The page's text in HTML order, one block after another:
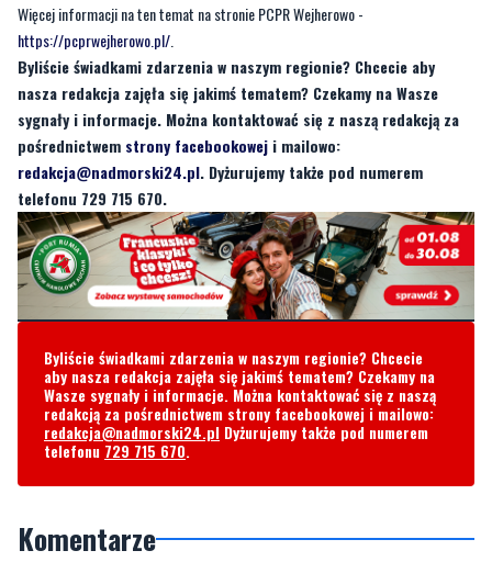
Więcej informacji na ten temat na stronie PCPR Wejherowo -
https://pcprwejherowo.pl/
Byliście świadkami zdarzenia w naszym regionie? Chcecie aby
nasza redakcja zajęła się jakimś tematem? Czekamy na Wasze
sygnały i informacje. Można kontaktować się z naszą redakcją za
pośrednictwem strony facebookowej i mailowo:
redakcja@nadmorski24.pl. Dyżurujemy także pod numerem
telefonu 729 715 670.
Byliście świadkami zdarzenia w naszym regionie? Chcecie
aby nasza redakcja zajęła się jakimś tematem? Czekamy na
Wasze sygnały i informacje. Można kontaktować się z naszą
redakcją za pośrednictwem strony facebookowej i mailowo:
redakcja@nadmorski24.pl Dyżurujemy także pod numerem
telefonu 729 715 670.
Komentarze